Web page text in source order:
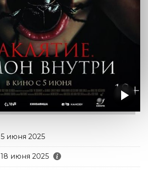
5 июня 2025
18 июня 2025